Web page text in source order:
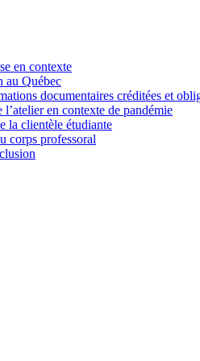
en contexte
au Québec
documentaires créditées et
en contexte de pandémie
la clientèle étudiante
corps professoral